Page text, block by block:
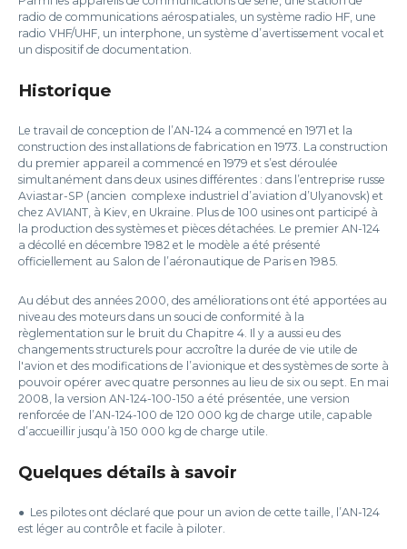
radio de communications aérospatiales, un système radio HF, une
radio VHF/UHF, un interphone, un système d’avertissement vocal et
un dispositif de documentation.
Historique
Le travail de conception de l’AN-124 a commencé en 1971 et la
construction des installations de fabrication en 1973. La construction
du premier appareil a commencé en 1979 et s’est déroulée
simultanément dans deux usines différentes : dans l’entreprise russe
Aviastar-SP (ancien complexe industriel d’aviation d’Ulyanovsk) et
chez AVIANT, à Kiev, en Ukraine. Plus de 100 usines ont participé à
la production des systèmes et pièces détachées. Le premier AN-124
a décollé en décembre 1982 et le modèle a été présenté
officiellement au Salon de l’aéronautique de Paris en 1985.
Au début des années 2000, des améliorations ont été apportées au
niveau des moteurs dans un souci de conformité à la
règlementation sur le bruit du Chapitre 4. Il y a aussi eu des
changements structurels pour accroître la durée de vie utile de
l'avion et des modifications de l’avionique et des systèmes de sorte à
pouvoir opérer avec quatre personnes au lieu de six ou sept. En mai
2008, la version AN-124-100-150 a été présentée, une version
renforcée de l’AN-124-100 de 120 000 kg de charge utile, capable
d’accueillir jusqu’à 150 000 kg de charge utile.
Quelques détails à savoir
● Les pilotes ont déclaré que pour un avion de cette taille, l’AN-124
est léger au contrôle et facile à piloter.